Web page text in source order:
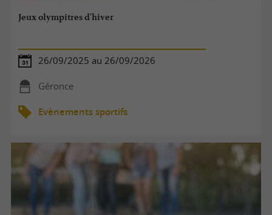
Jeux olympitres d'hiver
26/09/2025 au 26/09/2026
Géronce
Evènements sportifs